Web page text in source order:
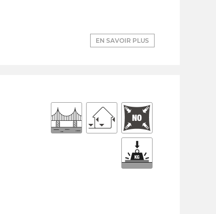
EN SAVOIR PLUS